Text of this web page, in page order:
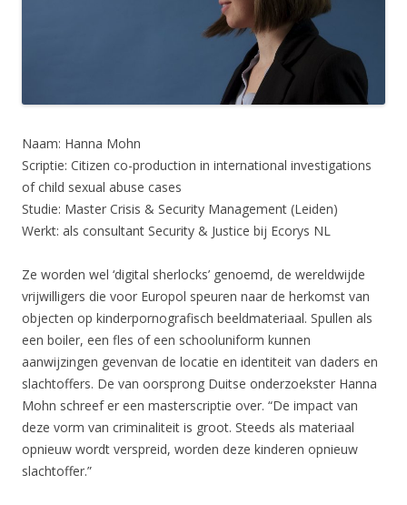
Naam: Hanna Mohn
Scriptie: Citizen co-production in international investigations
of child sexual abuse cases
Studie: Master Crisis & Security Management (Leiden)
Werkt: als consultant Security & Justice bij Ecorys NL
Ze worden wel ‘digital sherlocks’ genoemd, de wereldwijde
vrijwilligers die voor Europol speuren naar de herkomst van
objecten op kinderpornografisch beeldmateriaal. Spullen als
een boiler, een fles of een schooluniform kunnen
aanwijzingen gevenvan de locatie en identiteit van daders en
slachtoffers. De van oorsprong Duitse onderzoekster Hanna
Mohn schreef er een masterscriptie over. “De impact van
deze vorm van criminaliteit is groot. Steeds als materiaal
opnieuw wordt verspreid, worden deze kinderen opnieuw
slachtoffer.”